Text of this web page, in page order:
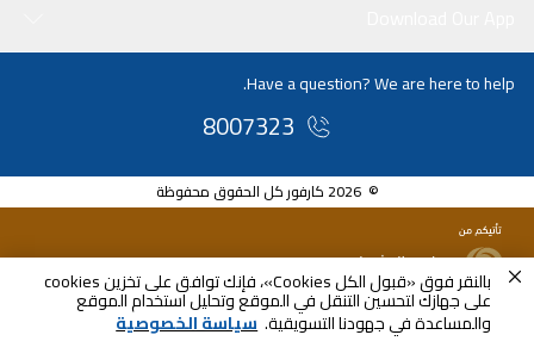
بالنقر فوق «قبول الكل Cookies»، فإنك توافق على تخزين cookies
على جهازك لتحسين التنقل في الموقع وتحليل استخدام الموقع
والمساعدة في جهودنا التسويقية. سياسة الخصوصية
Have a question? We are here to help.
8007323
© 2026 كارفور كل الحقوق محفوظة